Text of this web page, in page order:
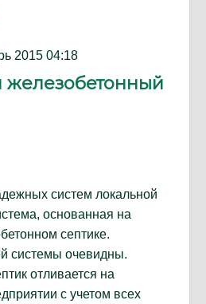
2015 04:18
систем локальной
основанная на
септике.
системы очевидны.
отливается на
с учетом всех